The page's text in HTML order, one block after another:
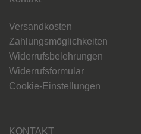
Versandkosten
Zahlungsmöglichkeiten
Widerrufsbelehrungen
Widerrufsformular
Cookie-Einstellungen
KONTAKT